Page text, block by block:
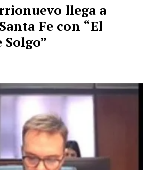
llega a
Fe con “El